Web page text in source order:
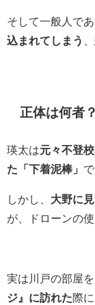
そして一般人であ
込まれてしまう
正体は何者？
瑛太は元々不登
た「下着泥棒」
しかし、 大野に
が、ドローンの
実は川戸の部屋
ジ』に訪れた際に